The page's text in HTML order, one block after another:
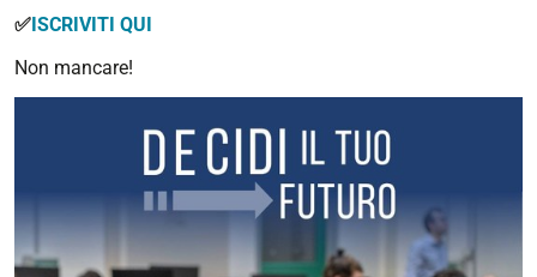
✅ ISCRIVITI QUI
Non mancare!